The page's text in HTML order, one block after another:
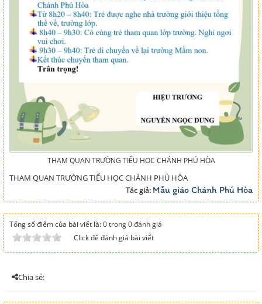
THAM QUAN TRƯỜNG TIỂU HỌC CHÁNH PHÚ HÒA
THAM QUAN TRƯỜNG TIỂU HỌC CHÁNH PHÚ HÒA
Tác giả: Mẫu giáo Chánh Phú Hòa
Tổng số điểm của bài viết là: 0 trong 0 đánh giá
Click để đánh giá bài viết
Chia sẻ: